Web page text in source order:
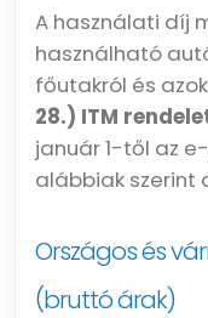
A használati díj
használható
főutakról és
28.) ITM
január 1-től az
alábbiak szerint
Országos és
(bruttó árak)